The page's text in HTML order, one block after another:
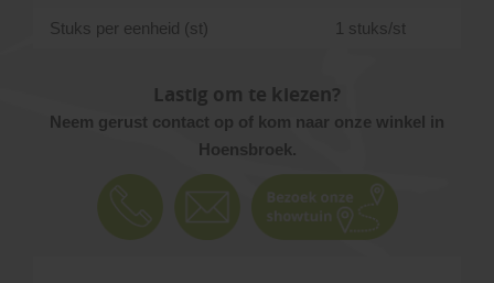
Stuks per eenheid (st) 1 stuks/st
Lastig om te kiezen?
Neem gerust contact op of kom naar onze winkel in
Hoensbroek.